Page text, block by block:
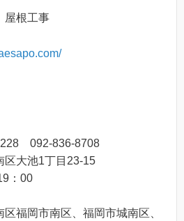
屋根工事
092‐836‐8708
区大池1丁目23-15
：00
福岡市南区、福岡市城南区、